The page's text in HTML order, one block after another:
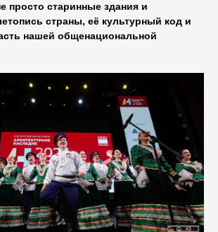
просто старинные здания и
страны, её культурный код и
нашей общенациональной